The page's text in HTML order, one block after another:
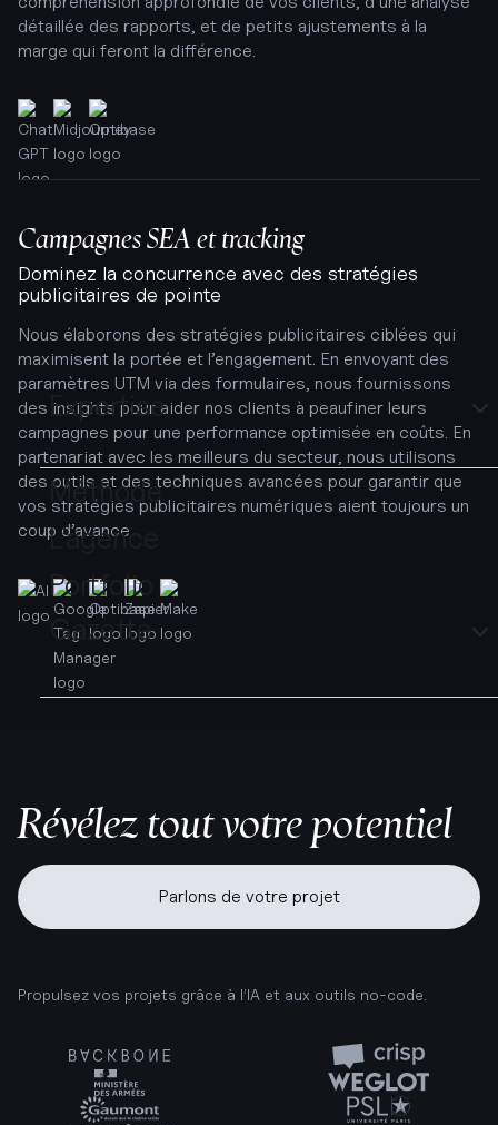
Expertise
Méthode
L’agence
Portfolio
Gazette
détaillée des rapports, et de petits ajustements à la
marge qui feront la différence.
Campagnes SEA et tracking
Dominez la concurrence avec des stratégies
publicitaires de pointe
Nous élaborons des stratégies publicitaires ciblées qui
maximisent la portée et l’engagement. En envoyant des
paramètres UTM via des formulaires, nous fournissons
des insights pour aider nos clients à peaufiner leurs
campagnes pour une performance optimisée en coûts. En
partenariat avec les meilleurs du secteur, nous utilisons
des outils et des techniques avancées pour garantir que
vos stratégies publicitaires numériques aient toujours un
coup d’avance.
Révélez tout votre potentiel
Parlons de votre projet
Propulsez vos projets grâce à l’IA et aux outils no-code.